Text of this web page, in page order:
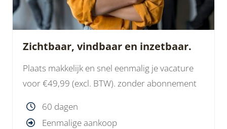
Zichtbaar, vindbaar en inzetbaar.
Plaats makkelijk en snel eenmalig je vacature
voor €49,99 (excl. BTW). zonder abonnement
60 dagen
Eenmalige aankoop